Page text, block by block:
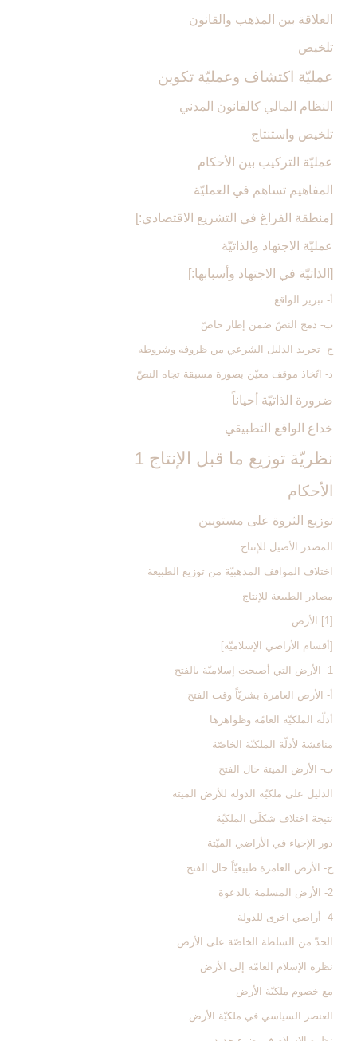
العلاقة بين المذهب والقانون
تلخيص
عمليّة اكتشاف وعمليّة تكوين‏
النظام المالي كالقانون المدني
تلخيص واستنتاج
عمليّة التركيب بين الأحكام
المفاهيم تساهم في العمليّة
[منطقة الفراغ في التشريع الاقتصادي:]
عمليّة الاجتهاد والذاتيّة
[الذاتيّة في الاجتهاد وأسبابها:]
أ- تبرير الواقع‏
ب- دمج النصّ ضمن إطار خاصّ
ج- تجريد الدليل الشرعي من ظروفه وشروطه
د- اتّخاذ موقف معيّن بصورة مسبقة تجاه النصّ
ضرورة الذاتيّة أحياناً
خداع الواقع التطبيقي
نظريّة توزيع ما قبل الإنتاج 1
الأحكام‏
توزيع الثروة على مستويين
المصدر الأصيل للإنتاج
اختلاف المواقف المذهبيّة من توزيع الطبيعة
مصادر الطبيعة للإنتاج‏
[1] الأرض‏
[أقسام الأراضي الإسلاميّة]
1- الأرض التي أصبحت إسلاميّة بالفتح‏
أ- الأرض العامرة بشريّاً وقت الفتح
أدلّة الملكيّة العامّة وظواهرها
مناقشة لأدلّة الملكيّة الخاصّة
ب- الأرض الميتة حال الفتح
الدليل على ملكيّة الدولة للأرض الميتة
نتيجة اختلاف شكلَي الملكيّة
دور الإحياء في الأراضي الميّتة
ج- الأرض العامرة طبيعيّاً حال الفتح
2- الأرض المسلمة بالدعوة
4- أراضي اخرى للدولة
الحدّ من السلطة الخاصّة على الأرض
نظرة الإسلام العامّة إلى الأرض‏
مع خصوم ملكيّة الأرض
العنصر السياسي في ملكيّة الأرض